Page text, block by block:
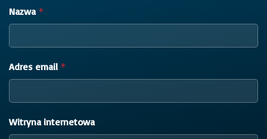
Nazwa *
Adres email *
Witryna internetowa